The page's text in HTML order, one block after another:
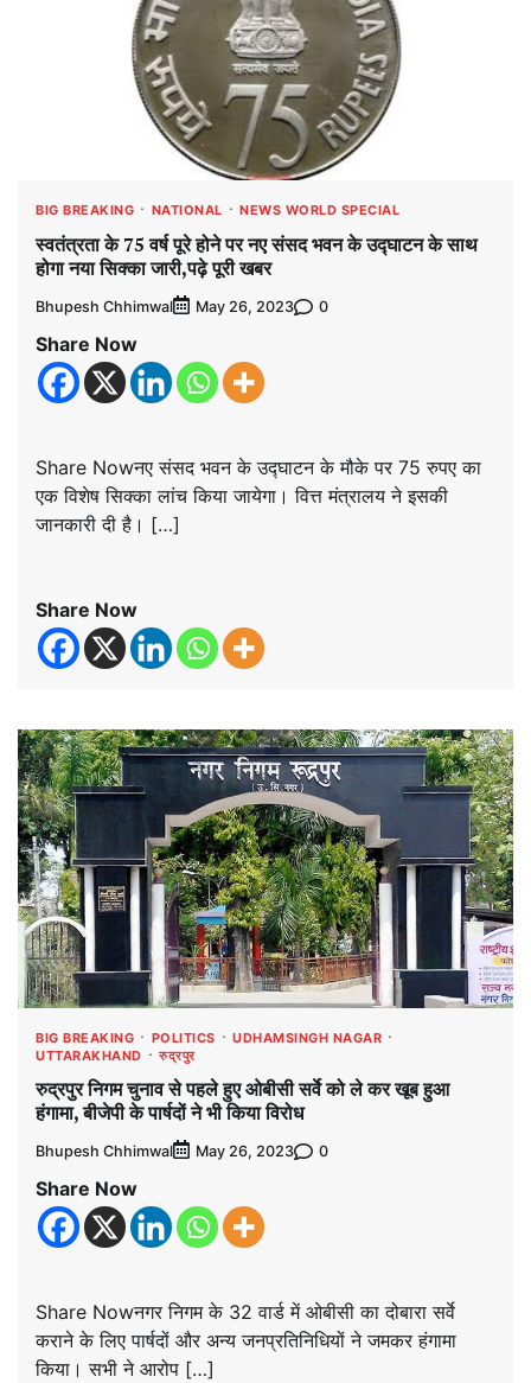
BIG BREAKING NATIONAL NEWS WORLD SPECIAL
स्वतंत्रता के 75 वर्ष पूरे होने पर नए संसद भवन के उद्घाटन के साथ
होगा नया सिक्का जारी,पढ़े पूरी खबर
Bhupesh Chhimwal May 26, 2023 0
Share Now
Share Nowनए संसद भवन के उद्घाटन के मौके पर 75 रुपए का
एक विशेष सिक्का लांच किया जायेगा। वित्त मंत्रालय ने इसकी
जानकारी दी है। […]
Share Now
BIG BREAKING POLITICS
UDHAMSINGH NAGAR
UTTARAKHAND
रुद्रपुर
रुद्रपुर निगम चुनाव से पहले हुए ओबीसी सर्वे को ले कर खूब हुआ
हंगामा, बीजेपी के पार्षदों ने भी किया विरोध
Bhupesh Chhimwal May 26, 2023 0
Share Now
Share Nowनगर निगम के 32 वार्ड में ओबीसी का दोबारा सर्वे
कराने के लिए पार्षदों और अन्य जनप्रतिनिधियों ने जमकर हंगामा
किया। सभी ने आरोप […]